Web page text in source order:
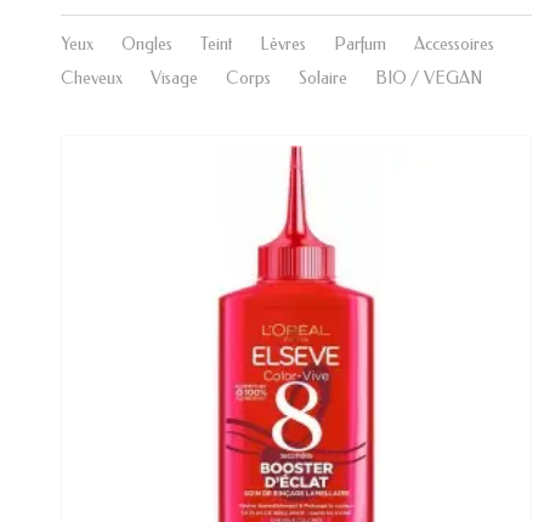
Yeux Ongles Teint Lèvres Parfum
Accessoires
Cheveux
Visage Corps Solaire BIO / VEGAN